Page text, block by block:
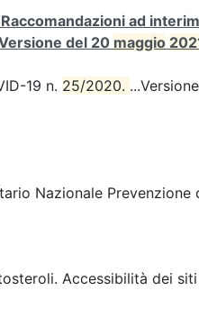
ad
del 20 maggio
19 n. 25/2020.
Nazionale
Accessibilità dei